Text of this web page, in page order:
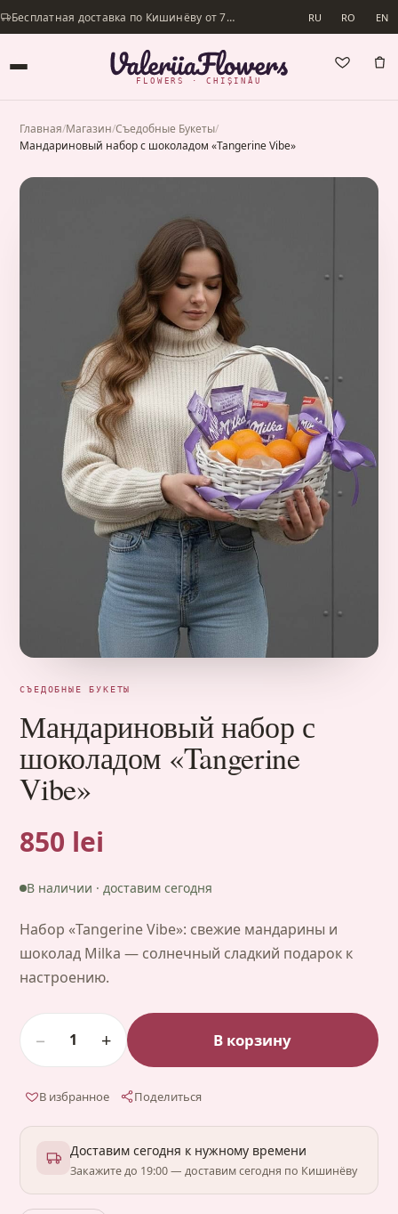
Бесплатная доставка по Кишинёву от 700 lei · Доставим в день заказа RU RO EN
FLOWERS · CHIȘINĂU
Главная/Магазин/Съедобные Букеты/
Мандариновый набор с шоколадом «Tangerine Vibe»
СЪЕДОБНЫЕ БУКЕТЫ
Мандариновый набор с
шоколадом «Tangerine
Vibe»
850 lei
В наличии · доставим сегодня
Набор «Tangerine Vibe»: свежие мандарины и
шоколад Milka — солнечный сладкий подарок к
настроению.
− 1 + В корзину
В избранное Поделиться
Доставим сегодня к нужному времени
Закажите до 19:00 — доставим сегодня по Кишинёву